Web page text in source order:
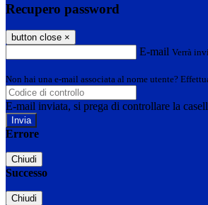
Recupero password
button close ×
E-mail Verrà
Non hai una e-mail associata al nome utente?
E-mail inviata, si prega di controllare la
Errore
Chiudi
Successo
Chiudi